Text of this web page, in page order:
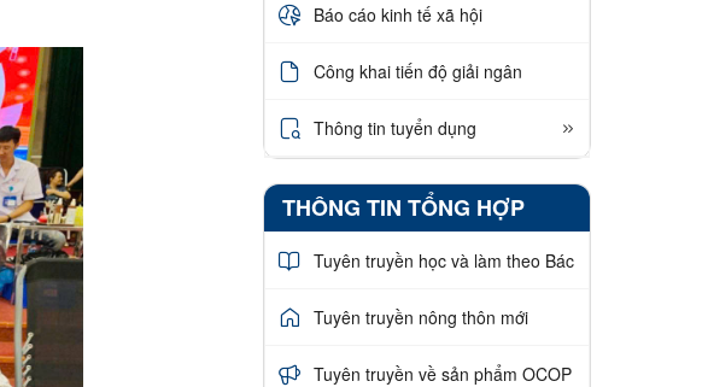
Báo cáo kinh tế xã hội
Công khai tiến độ giải ngân
Thông tin tuyển dụng
THÔNG TIN TỔNG HỢP
Tuyên truyền học và làm theo Bác
Tuyên truyền nông thôn mới
Tuyên truyền về sản phẩm OCOP